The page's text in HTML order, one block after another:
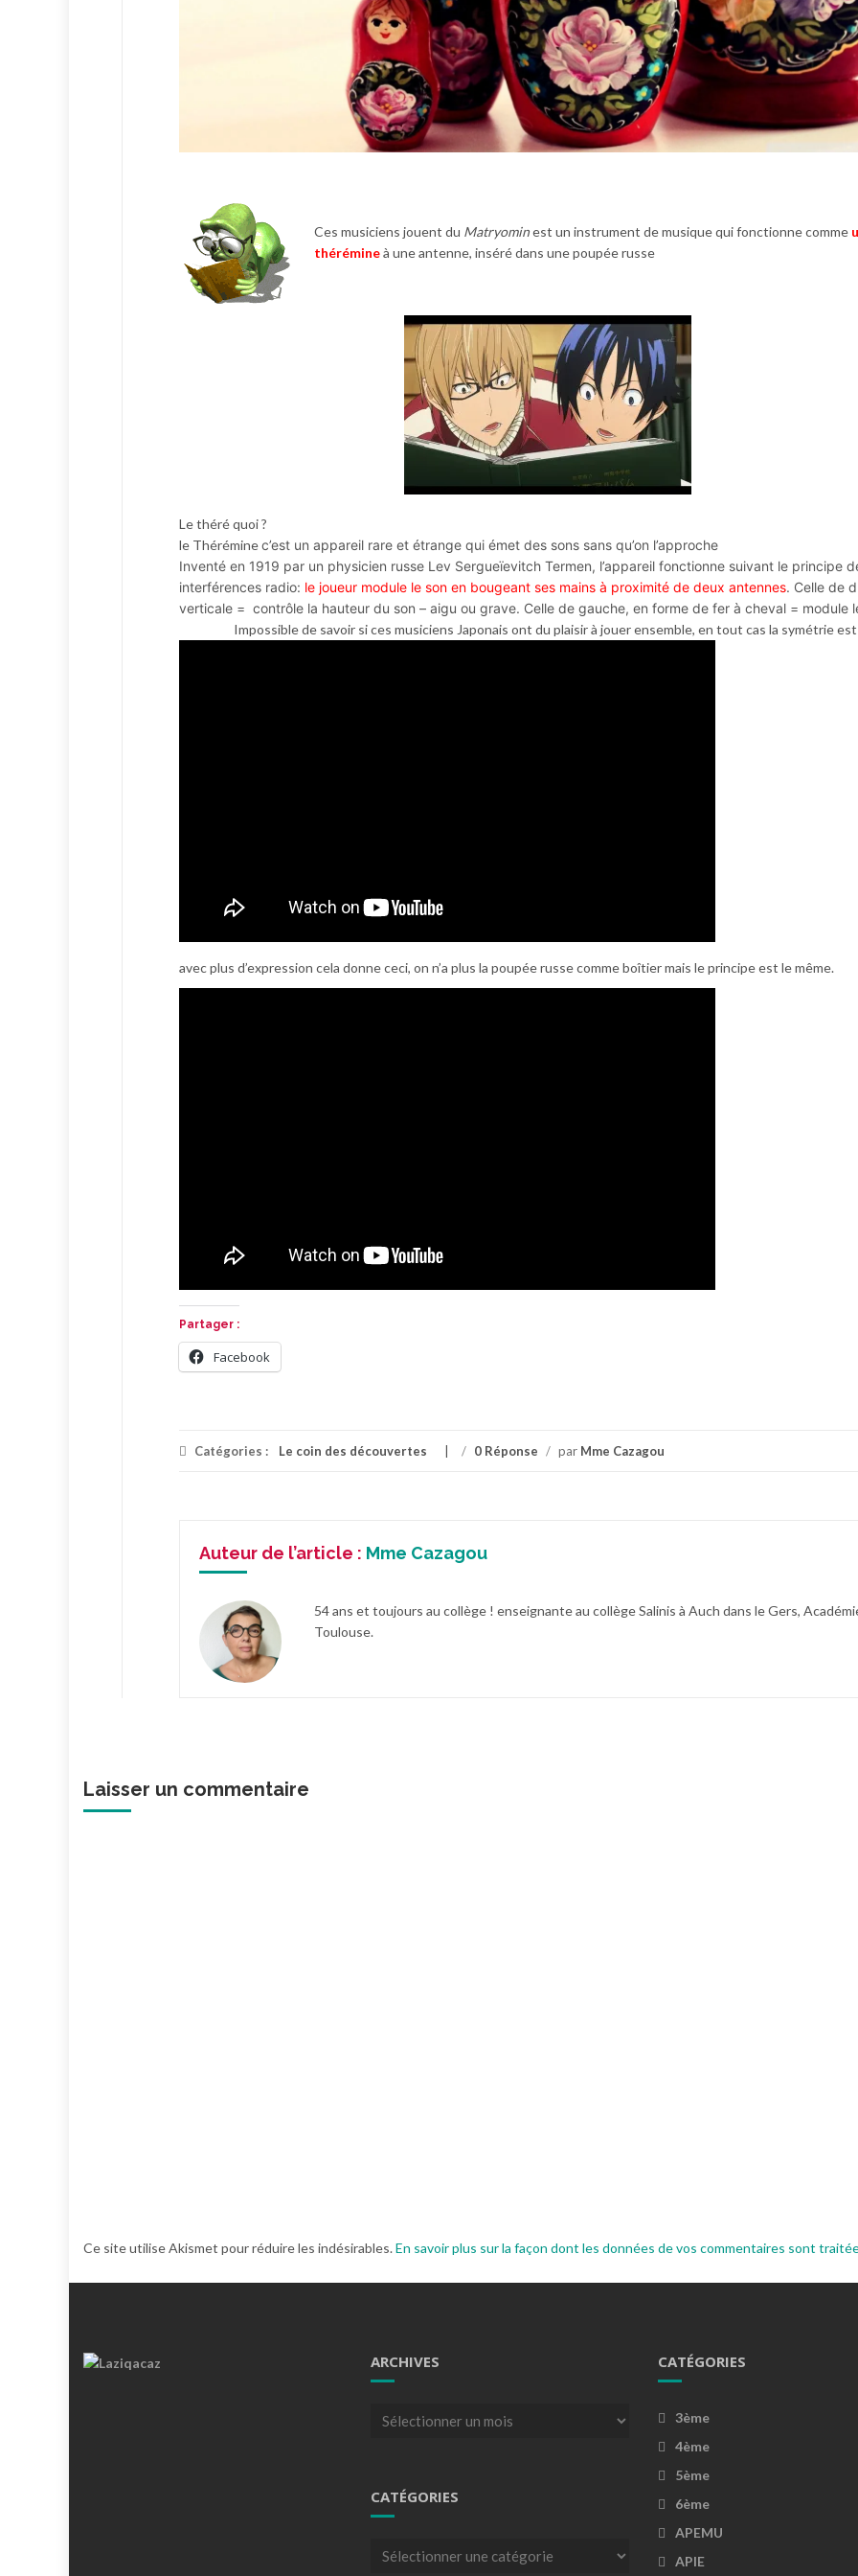
Ces musiciens jouent du Matryominest un instrument de musique qui fonctionne comme
thérémineà une antenne, inséré dans une poupée russe
Le théré quoi ?
le Théréminec’est un appareil rare et étrange qui émet des sons sans qu’on l’approche
Inventé en 1919 par un physicien russe Lev Sergueïevitch Termen, l’appareil fonctionne suivant le principe
interférences radio: le joueur module le son en bougeant ses mains à proximité de deux antennes. Celle de
verticale = contrôle la hauteur du son – aigu ou grave. Celle de gauche, en forme de fer à cheval = module
Impossible de savoir si ces musiciens Japonais ont du plaisir à jouer ensemble, en tout cas la symétrie
avec plus d’expression cela donne ceci, on n’a plus la poupée russe comme boîtier mais le principe est le même.
Partager :
Facebook
Catégories : Le coin des découvertes / 0 Réponse / par Mme Cazagou
Auteur de l’article : Mme Cazagou
54 ans et toujours au collège ! enseignante au collège Salinis à Auch dans le Gers,
Toulouse.
Laisser un commentaire
Ce site utilise Akismet pour réduire les indésirables.En savoir plus sur la façon dont les données de vos commentaires sont
ARCHIVES
Archives
CATÉGORIES
Catégories
CATÉGORIES
3ème
4ème
5ème
6ème
APEMU
APIE